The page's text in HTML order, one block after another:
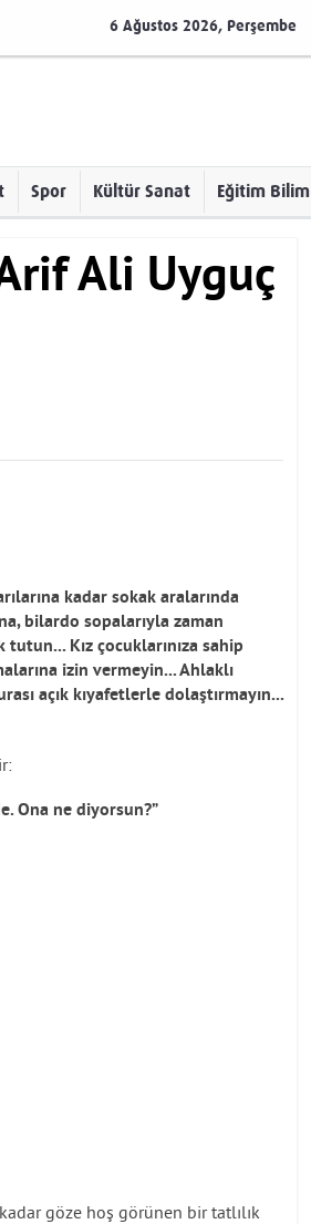
6 Ağustos 2026, Perşembe
Spor Kültür Sanat Eğitim Bilim
kadar sokak aralarında
bilardo sopalarıyla zaman
Kız çocuklarınıza sahip
izin vermeyin... Ahlaklı
açık kıyafetlerle dolaştırmayın...
Ona ne diyorsun?”
göze hoş görünen bir tatlılık